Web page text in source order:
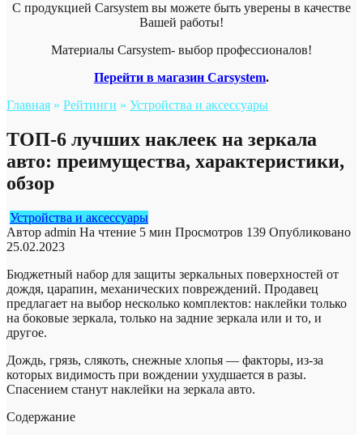
С продукцией Carsystem вы можете быть уверены в качестве
Вашей работы!
Материалы Carsystem- выбор профессионалов!
Перейти в магазин Carsystem.
Главная » Рейтинги » Устройства и аксессуары
ТОП-6 лучших наклеек на зеркала
авто: преимущества, характеристики,
обзор
Устройства и аксессуары
Автор admin На чтение 5 мин Просмотров 139 Опубликовано
25.02.2023
Бюджетный набор для защиты зеркальных поверхностей от
дождя, царапин, механических повреждений. Продавец
предлагает на выбор несколько комплектов: наклейки только
на боковые зеркала, только на задние зеркала или и то, и
другое.
Дождь, грязь, слякоть, снежные хлопья — факторы, из-за
которых видимость при вождении ухудшается в разы.
Спасением станут наклейки на зеркала авто.
Содержание